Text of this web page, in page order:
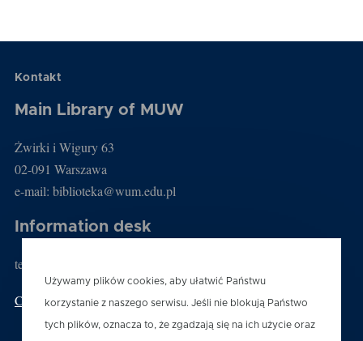
Kontakt
Main Library of MUW
Żwirki i Wigury 63
02-091 Warszawa
e-mail: biblioteka@wum.edu.pl
Information desk
tel.: (22) 116 60 03
Contact us
Używamy plików cookies, aby ułatwić Państwu
korzystanie z naszego serwisu. Jeśli nie blokują Państwo
tych plików, oznacza to, że zgadzają się na ich użycie oraz